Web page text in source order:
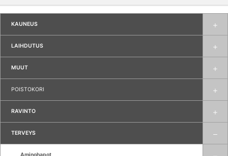
KAUNEUS
LAIHDUTUS
MUUT
POISTOKORI
RAVINTO
TERVEYS